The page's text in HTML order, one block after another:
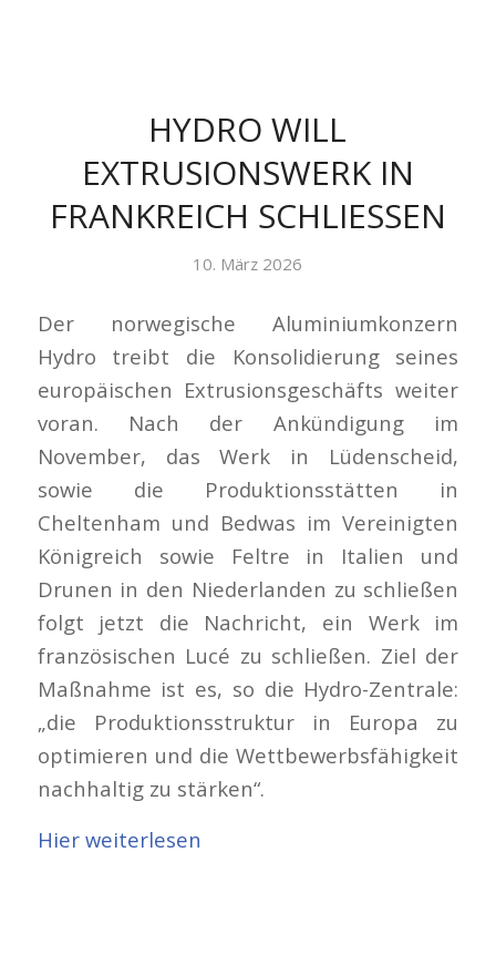
HYDRO WILL
EXTRUSIONSWERK IN
FRANKREICH SCHLIESSEN
10. März 2026
Der norwegische Aluminiumkonzern
Hydro treibt die Konsolidierung seines
europäischen Extrusionsgeschäfts weiter
voran. Nach der Ankündigung im
November, das Werk in Lüdenscheid,
sowie die Produktionsstätten in
Cheltenham und Bedwas im Vereinigten
Königreich sowie Feltre in Italien und
Drunen in den Niederlanden zu schließen
folgt jetzt die Nachricht, ein Werk im
französischen Lucé zu schließen. Ziel der
Maßnahme ist es, so die Hydro-Zentrale:
„die Produktionsstruktur in Europa zu
optimieren und die Wettbewerbsfähigkeit
nachhaltig zu stärken“.
Hier weiterlesen